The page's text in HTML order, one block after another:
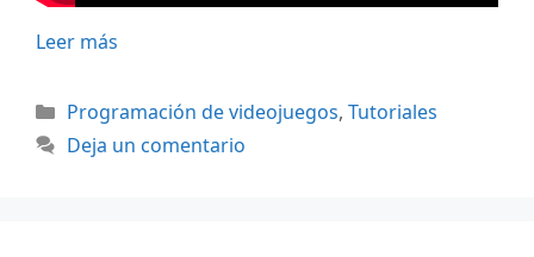
Leer más
Categorías
Programación de videojuegos, Tutoriales
Deja un comentario